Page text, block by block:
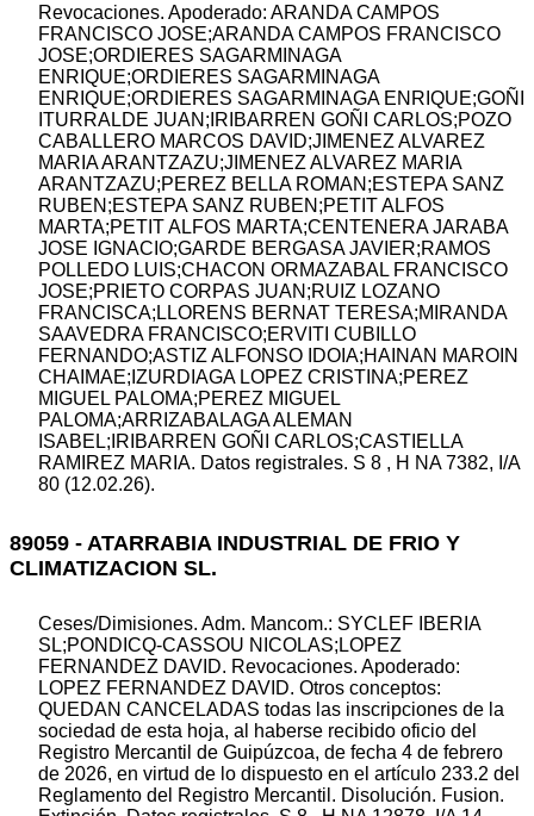
Revocaciones. Apoderado: ARANDA CAMPOS
FRANCISCO JOSE;ARANDA CAMPOS FRANCISCO
JOSE;ORDIERES SAGARMINAGA
ENRIQUE;ORDIERES SAGARMINAGA
ENRIQUE;ORDIERES SAGARMINAGA ENRIQUE;GOÑI
ITURRALDE JUAN;IRIBARREN GOÑI CARLOS;POZO
CABALLERO MARCOS DAVID;JIMENEZ ALVAREZ
MARIA ARANTZAZU;JIMENEZ ALVAREZ MARIA
ARANTZAZU;PEREZ BELLA ROMAN;ESTEPA SANZ
RUBEN;ESTEPA SANZ RUBEN;PETIT ALFOS
MARTA;PETIT ALFOS MARTA;CENTENERA JARABA
JOSE IGNACIO;GARDE BERGASA JAVIER;RAMOS
POLLEDO LUIS;CHACON ORMAZABAL FRANCISCO
JOSE;PRIETO CORPAS JUAN;RUIZ LOZANO
FRANCISCA;LLORENS BERNAT TERESA;MIRANDA
SAAVEDRA FRANCISCO;ERVITI CUBILLO
FERNANDO;ASTIZ ALFONSO IDOIA;HAINAN MAROIN
CHAIMAE;IZURDIAGA LOPEZ CRISTINA;PEREZ
MIGUEL PALOMA;PEREZ MIGUEL
PALOMA;ARRIZABALAGA ALEMAN
ISABEL;IRIBARREN GOÑI CARLOS;CASTIELLA
RAMIREZ MARIA. Datos registrales. S 8 , H NA 7382, I/A
80 (12.02.26).
89059 - ATARRABIA INDUSTRIAL DE FRIO Y
CLIMATIZACION SL.
Ceses/Dimisiones. Adm. Mancom.: SYCLEF IBERIA
SL;PONDICQ-CASSOU NICOLAS;LOPEZ
FERNANDEZ DAVID. Revocaciones. Apoderado:
LOPEZ FERNANDEZ DAVID. Otros conceptos:
QUEDAN CANCELADAS todas las inscripciones de la
sociedad de esta hoja, al haberse recibido oficio del
Registro Mercantil de Guipúzcoa, de fecha 4 de febrero
de 2026, en virtud de lo dispuesto en el artículo 233.2 del
Reglamento del Registro Mercantil. Disolución. Fusion.